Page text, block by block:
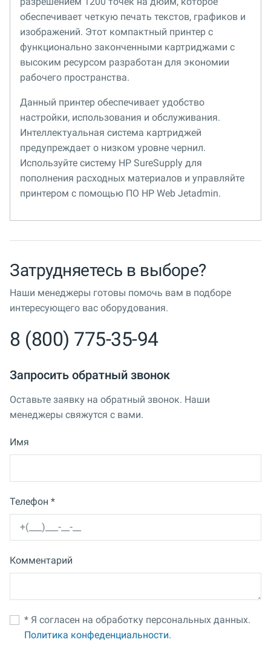
обеспечивает четкую печать текстов, графиков и
изображений. Этот компактный принтер с
функционально законченными картриджами с
высоким ресурсом разработан для экономии
рабочего пространства.
Данный принтер обеспечивает удобство
настройки, использования и обслуживания.
Интеллектуальная система картриджей
предупреждает о низком уровне чернил.
Используйте систему HP SureSupply для
пополнения расходных материалов и управляйте
принтером с помощью ПО HP Web Jetadmin.
Затрудняетесь в выборе?
Наши менеджеры готовы помочь вам в подборе
интересующего вас оборудования.
8 (800) 775-35-94
Запросить обратный звонок
Оставьте заявку на обратный звонок. Наши
менеджеры свяжутся с вами.
Имя
Телефон *
Комментарий
* Я согласен на обработку персональных данных.
Политика конфеденциальности.